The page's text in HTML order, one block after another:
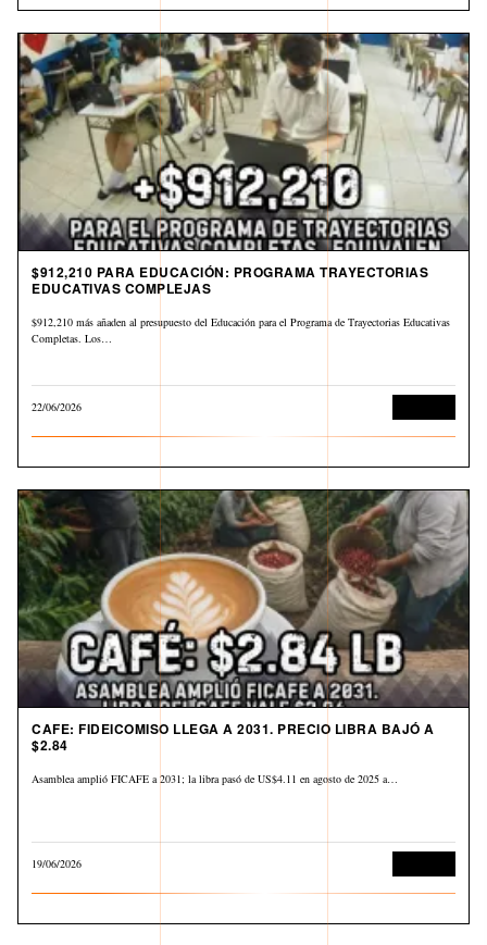
$912,210 PARA EDUCACIÓN: PROGRAMA TRAYECTORIAS
EDUCATIVAS COMPLEJAS
$912,210 más añaden al presupuesto del Educación para el Programa de Trayectorias Educativas
Completas. Los…
22/06/2026
CAFE: FIDEICOMISO LLEGA A 2031. PRECIO LIBRA BAJÓ A
$2.84
Asamblea amplió FICAFE a 2031; la libra pasó de US$4.11 en agosto de 2025 a…
19/06/2026